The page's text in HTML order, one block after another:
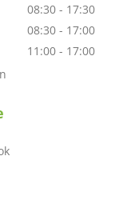
08:30 - 17:30
08:30 - 17:00
11:00 - 17:00